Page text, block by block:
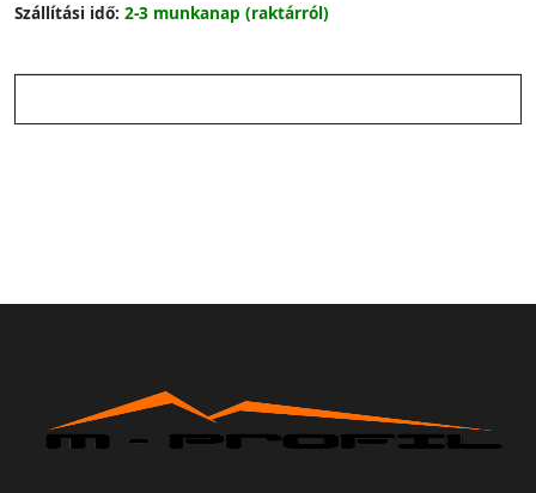
Szállítási idő: 2-3 munkanap (raktárról)